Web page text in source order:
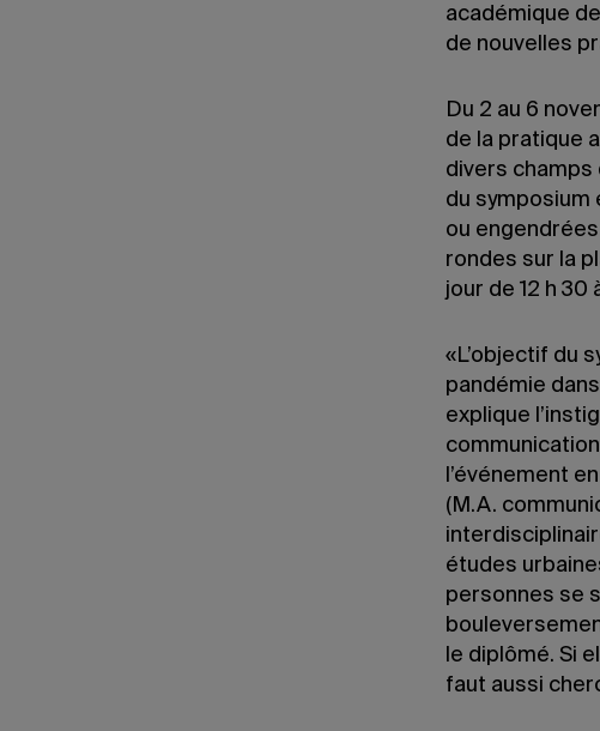
académique
de nouvelles
Du 2 au 6
de la pratique
divers
du symposium
ou
rondes sur la
jour de 12 h 30
«L’objectif du
pandémie
explique
l’événement
(M.A.
études
personnes se
le diplômé. Si
faut aussi